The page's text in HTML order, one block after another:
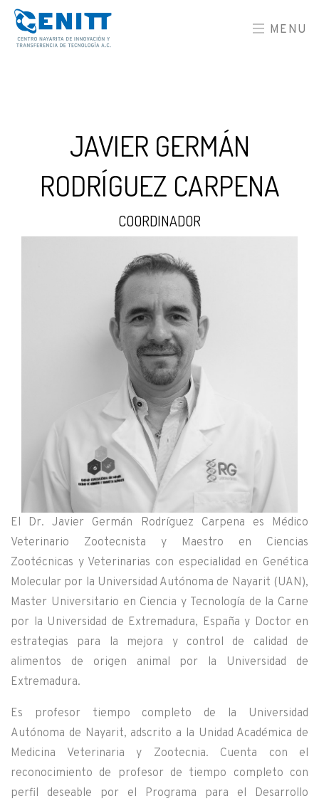
MENU
JAVIER GERMÁN
RODRÍGUEZ CARPENA
COORDINADOR
El Dr. Javier Germán Rodríguez Carpena es Médico
Veterinario Zootecnista y Maestro en Ciencias
Zootécnicas y Veterinarias con especialidad en Genética
Molecular por la Universidad Autónoma de Nayarit (UAN),
Master Universitario en Ciencia y Tecnología de la Carne
por la Universidad de Extremadura, España y Doctor en
estrategias para la mejora y control de calidad de
alimentos de origen animal por la Universidad de
Extremadura.
Es profesor tiempo completo de la Universidad
Autónoma de Nayarit, adscrito a la Unidad Académica de
Medicina Veterinaria y Zootecnia. Cuenta con el
reconocimiento de profesor de tiempo completo con
perfil deseable por el Programa para el Desarrollo